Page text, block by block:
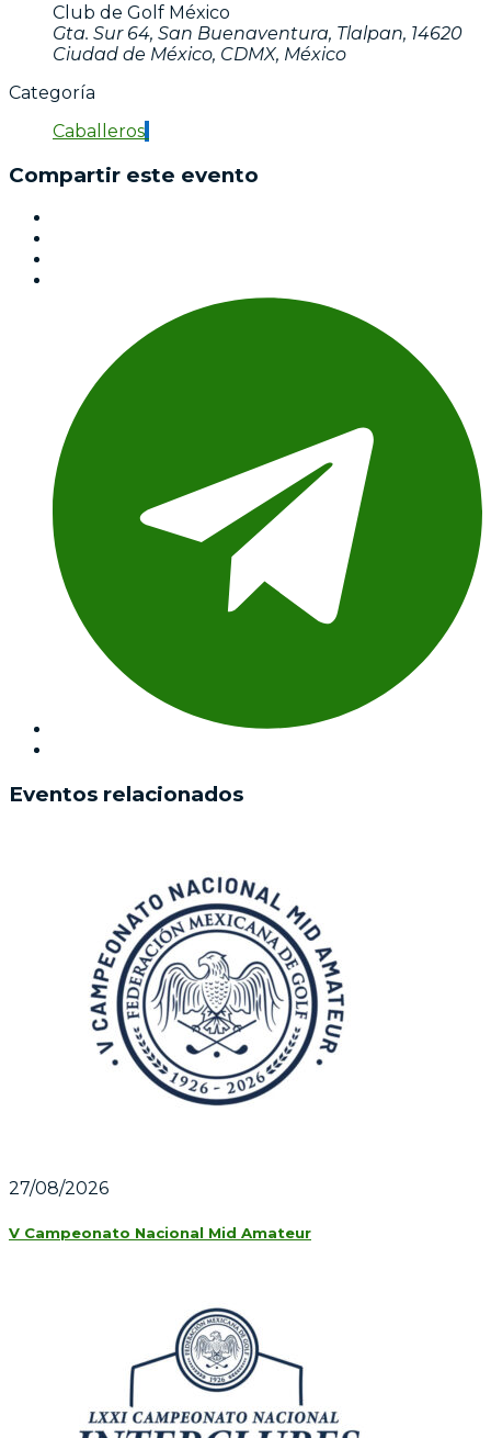
Club de Golf México
Gta. Sur 64, San Buenaventura, Tlalpan, 14620
Ciudad de México, CDMX, México
Categoría
Caballeros
Compartir este evento
Eventos relacionados
27/08/2026
V Campeonato Nacional Mid Amateur